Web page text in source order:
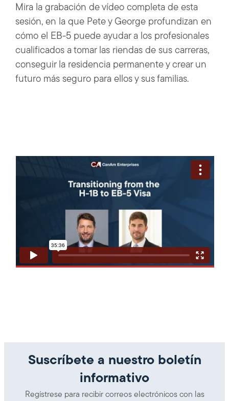
Mira la grabación de vídeo completa de esta
sesión, en la que Pete y George profundizan en
cómo el EB-5 puede ayudar a los profesionales
cualificados a tomar las riendas de sus carreras,
conseguir la residencia permanente y crear un
futuro más seguro para ellos y sus familias.
Suscríbete a nuestro boletín
informativo
Regístrese para recibir correos electrónicos con las